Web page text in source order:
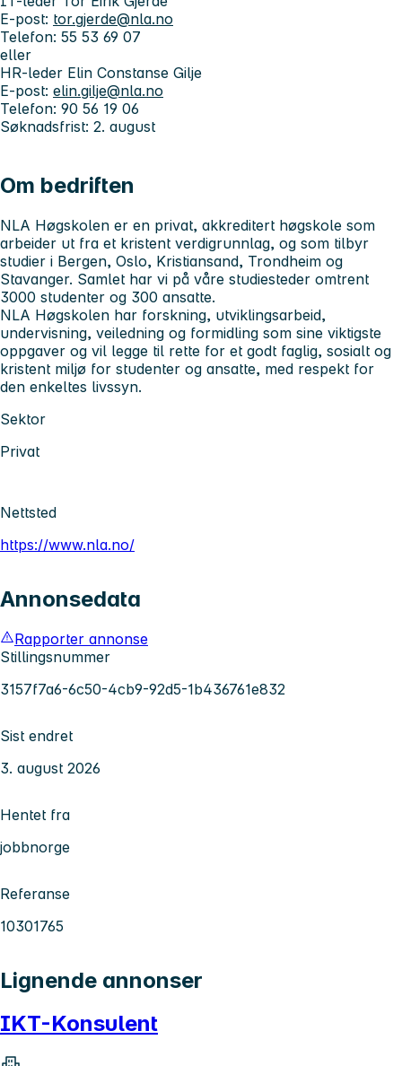
E-post: tor.gjerde@nla.no
Telefon: 55 53 69 07
eller
HR-leder Elin Constanse Gilje
E-post: elin.gilje@nla.no
Telefon: 90 56 19 06
Søknadsfrist: 2. august
Om bedriften
NLA Høgskolen er en privat, akkreditert høgskole som
arbeider ut fra et kristent verdigrunnlag, og som tilbyr
studier i Bergen, Oslo, Kristiansand, Trondheim og
Stavanger. Samlet har vi på våre studiesteder omtrent
3000 studenter og 300 ansatte.
NLA Høgskolen har forskning, utviklingsarbeid,
undervisning, veiledning og formidling som sine viktigste
oppgaver og vil legge til rette for et godt faglig, sosialt og
kristent miljø for studenter og ansatte, med respekt for
den enkeltes livssyn.
Sektor
Privat
Nettsted
https://www.nla.no/
Annonsedata
Rapporter annonse
Stillingsnummer
3157f7a6-6c50-4cb9-92d5-1b436761e832
Sist endret
3. august 2026
Hentet fra
jobbnorge
Referanse
10301765
Lignende annonser
IKT-Konsulent